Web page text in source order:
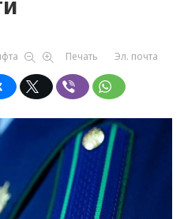
Печать Эл. почта